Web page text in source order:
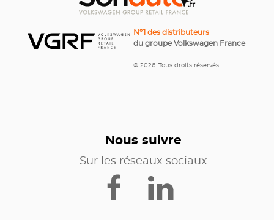
N°1 des distributeurs
du groupe Volkswagen France
© 2026. Tous droits réservés.
Nous suivre
Sur les réseaux sociaux